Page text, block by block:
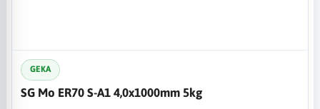
GEKA
SG Mo ER70 S-A1 4,0x1000mm 5kg